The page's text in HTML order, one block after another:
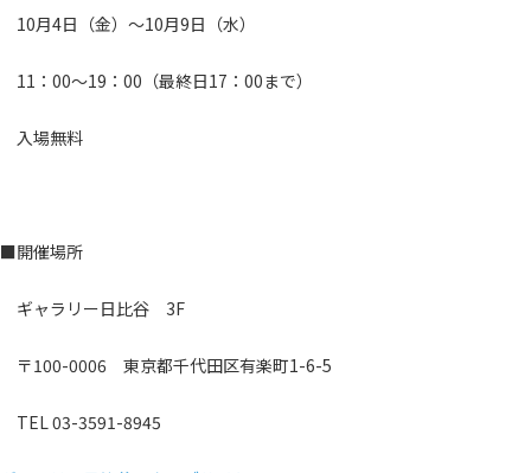
10月4日（金）～10月9日（水）
11：00～19：00（最終日17：00まで）
入場無料
■開催場所
ギャラリー日比谷 3F
〒100-0006 東京都千代田区有楽町1-6-5
TEL 03-3591-8945